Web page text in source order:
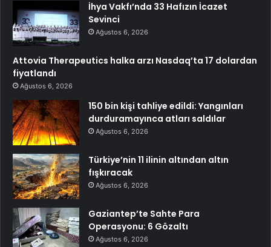
İhya Vakfı’nda 33 Hafızın İcazet
Sevinci
Ağustos 6, 2026
Attovia Therapeutics halka arzı Nasdaq’ta 17 dolardan
fiyatlandı
Ağustos 6, 2026
150 bin kişi tahliye edildi: Yangınları
durduramayınca atları saldılar
Ağustos 6, 2026
Türkiye’nin 11 ilinin altından altın
fışkıracak
Ağustos 6, 2026
Gaziantep’te Sahte Para
Operasyonu: 6 Gözaltı
Ağustos 6, 2026